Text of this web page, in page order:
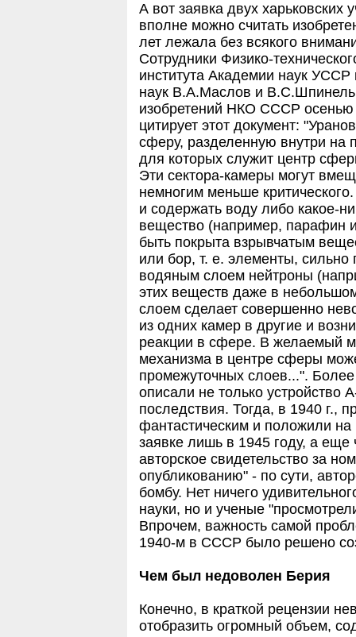
А вот заявка двух харьковских
вполне можно считать
лет лежала без всякого
Сотрудники Физико-
института Академии наук
наук В.А.Маслов и
изобретений НКО СССР
цитирует этот документ:
сферу, разделенную внутри на
для которых служит центр
Эти сектора-камеры могут
немногим меньше
и содержать воду либо какое-
вещество (например, парафин
быть покрыта взрывчатым
или бор, т. е. элементы,
водяным слоем нейтроны
этих веществ даже в
слоем сделает совершенно
из одних камер в другие и
реакции в сфере. В желаемый
механизма в центре сферы
промежуточных слоев...".
описали не только
последствия. Тогда, в 1940 г.,
фантастическим и положили
заявке лишь в 1945 году, а
авторское свидетельство за
опубликованию" - по сути,
бомбу. Нет ничего
науки, но и ученые
Впрочем, важность самой
1940-м в СССР было решено
Чем был недоволен Берия
Конечно, в краткой рецензии
отобразить огромный объем,